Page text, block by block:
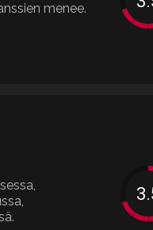
menee.